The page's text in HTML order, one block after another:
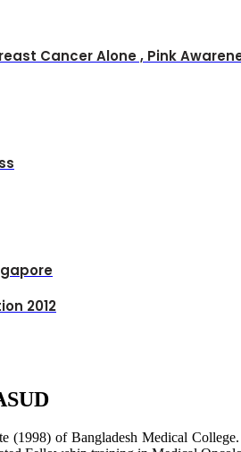
Cancer Alone , Pink
2012
(1998) of Bangladesh Medical